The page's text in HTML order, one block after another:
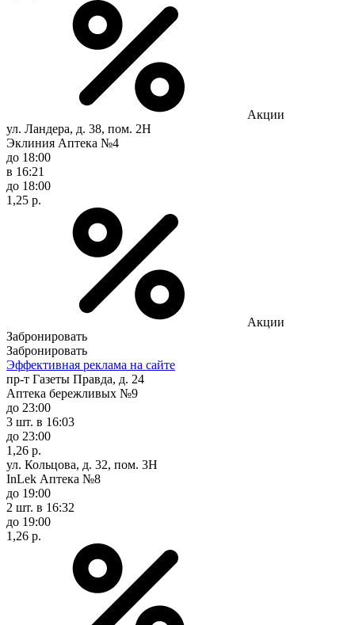
Акции
ул. Ландера, д. 38, пом. 2Н
Эклиния Аптека №4
до 18:00
в 16:21
до 18:00
1,25 р.
Акции
Забронировать
Забронировать
Эффективная реклама на сайте
пр-т Газеты Правда, д. 24
Аптека бережливых №9
до 23:00
3 шт. в 16:03
до 23:00
1,26 р.
ул. Кольцова, д. 32, пом. 3Н
InLek Аптека №8
до 19:00
2 шт. в 16:32
до 19:00
1,26 р.